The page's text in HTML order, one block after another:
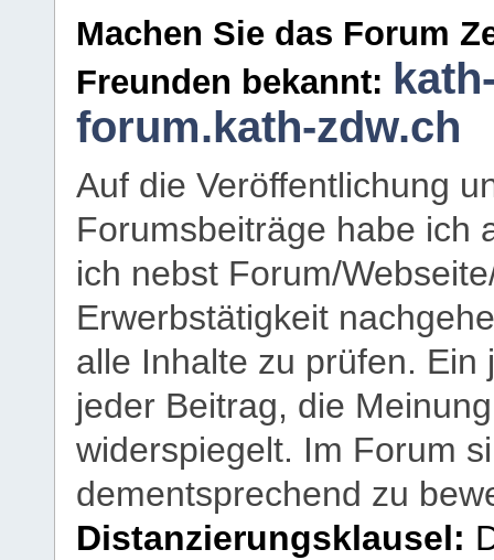
Machen Sie das Forum
Freunden bekannt:
forum.kath-zdw.ch
Auf die Veröffentlichung
Forumsbeiträge habe ich
ich nebst Forum/
Erwerbstätigkeit
alle Inhalte zu prüfen.
jeder Beitrag, die
widerspiegelt. Im Forum
dementsprechend zu
Distanzierungsklausel: